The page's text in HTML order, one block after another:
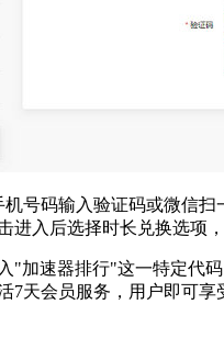
号码输入验证码或微信
入后选择时长兑换选项
加速器排行"这一特定代
天会员服务，用户即可